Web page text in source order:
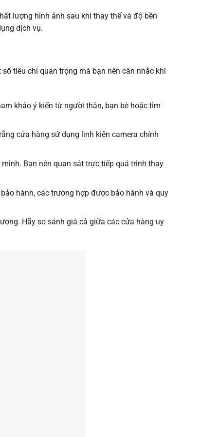
lượng hình ảnh sau khi thay thế và độ bền
dịch vụ.
tiêu chí quan trọng mà bạn nên cân nhắc khi
khảo ý kiến từ người thân, bạn bè hoặc tìm
cửa hàng sử dụng linh kiện camera chính
Bạn nên quan sát trực tiếp quá trình thay
hành, các trường hợp được bảo hành và quy
Hãy so sánh giá cả giữa các cửa hàng uy